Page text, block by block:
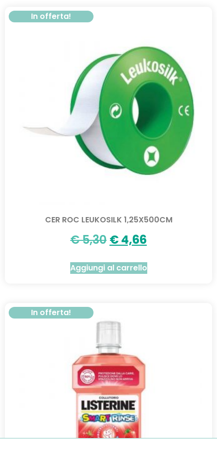
In offerta!
CER ROC LEUKOSILK 1,25X500CM
€5,30 €4,66
Aggiungi al carrello
In offerta!